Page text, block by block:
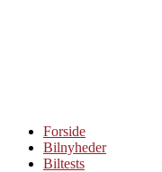
Forside
Bilnyheder
Biltests